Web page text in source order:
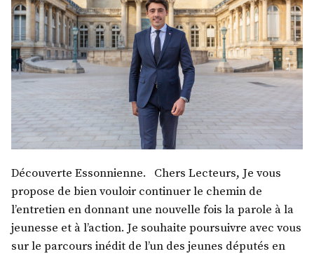
Découverte Essonnienne. Chers Lecteurs, Je vous
propose de bien vouloir continuer le chemin de
l’entretien en donnant une nouvelle fois la parole à la
jeunesse et à l’action. Je souhaite poursuivre avec vous
sur le parcours inédit de l’un des jeunes députés en